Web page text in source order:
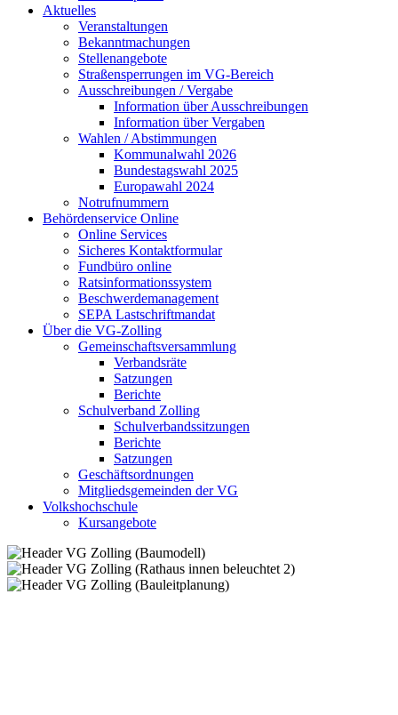
Aktuelles
Veranstaltungen
Bekanntmachungen
Stellenangebote
Straßensperrungen im VG-Bereich
Ausschreibungen / Vergabe
Information über Ausschreibungen
Information über Vergaben
Wahlen / Abstimmungen
Kommunalwahl 2026
Bundestagswahl 2025
Europawahl 2024
Notrufnummern
Behördenservice Online
Online Services
Sicheres Kontaktformular
Fundbüro online
Ratsinformationssystem
Beschwerdemanagement
SEPA Lastschriftmandat
Über die VG-Zolling
Gemeinschaftsversammlung
Verbandsräte
Satzungen
Berichte
Schulverband Zolling
Schulverbandssitzungen
Berichte
Satzungen
Geschäftsordnungen
Mitgliedsgemeinden der VG
Volkshochschule
Kursangebote